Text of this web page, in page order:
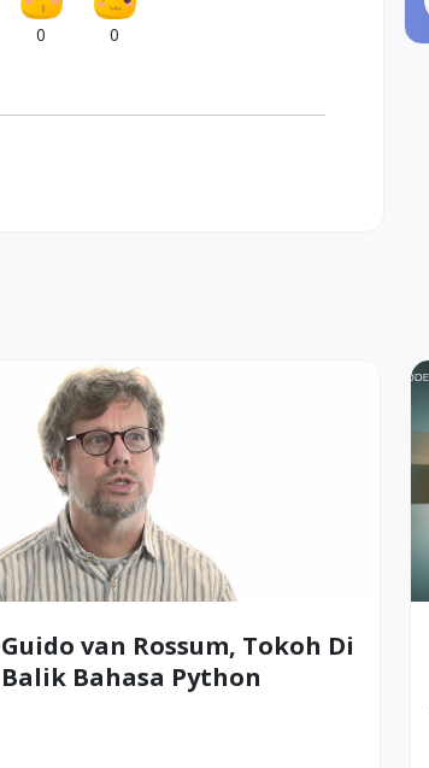
0 0
Guido van Rossum, Tokoh Di
Balik Bahasa Python